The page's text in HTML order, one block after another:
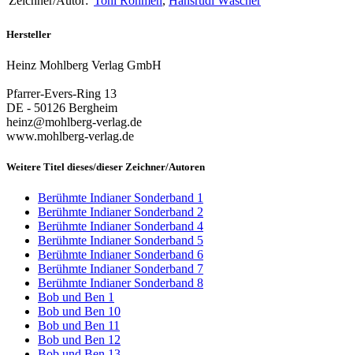
Hersteller
Heinz Mohlberg Verlag GmbH
Pfarrer-Evers-Ring 13
DE - 50126 Bergheim
heinz@mohlberg-verlag.de
www.mohlberg-verlag.de
Weitere Titel dieses/dieser Zeichner/Autoren
Berühmte Indianer Sonderband 1
Berühmte Indianer Sonderband 2
Berühmte Indianer Sonderband 4
Berühmte Indianer Sonderband 5
Berühmte Indianer Sonderband 6
Berühmte Indianer Sonderband 7
Berühmte Indianer Sonderband 8
Bob und Ben 1
Bob und Ben 10
Bob und Ben 11
Bob und Ben 12